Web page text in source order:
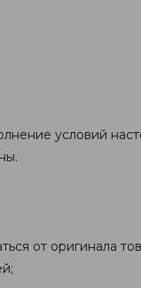
условий
от оригинала